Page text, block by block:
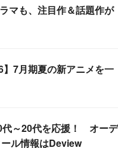
マも、注目作＆話題作が
】7月期夏の新アニメを一
代～20代を応援！ オーデ
ル情報はDeview